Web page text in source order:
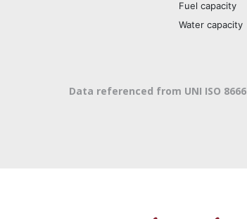
Fuel capacity
Water capacity
Data referenced from UNI ISO 8666